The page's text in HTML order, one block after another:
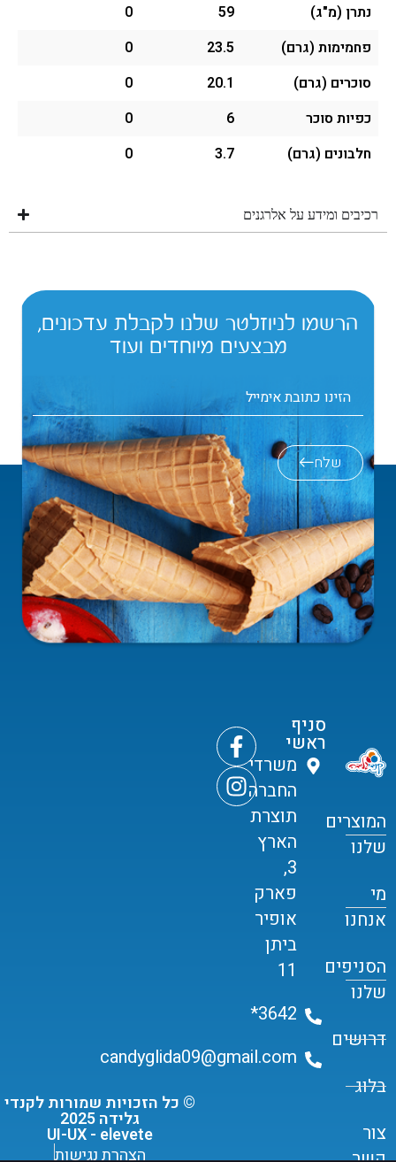
נתרן (מ"ג)
59
0
פחמימות (גרם)
23.5
0
סוכרים (גרם)
20.1
0
כפיות סוכר
6
0
חלבונים (גרם)
3.7
0
רכיבים ומידע על אלרגנים
הרשמו לניוזלטר שלנו לקבלת עדכונים,
מבצעים מיוחדים ועוד
שלח
המוצרים
שלנו
מי
אנחנו
הסניפים
שלנו
דרושים
בלוג
צור
סניף
ראשי
משרדי
החברה
תוצרת
הארץ
3,
פארק
אופיר
ביתן
11
3642*
candyglida09@gmail.com
הצהרת נגישות
© כל הזכויות שמורות לקנדי
גלידה 2025
UI-UX - elevete